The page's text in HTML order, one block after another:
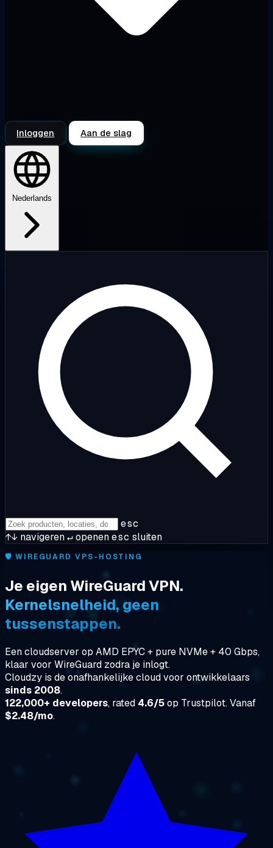
Inloggen Aan de slag
Nederlands
esc
↑↓ navigeren↵openenesc sluiten
🛡️ WIREGUARD VPS-HOSTING
Je eigen WireGuard VPN.
Kernelsnelheid, geen
tussenstappen.
Een cloudserver op AMD EPYC + pure NVMe + 40 Gbps,
klaar voor WireGuard zodra je inlogt.
Cloudzy is de onafhankelijke cloud voor ontwikkelaars
sinds 2008.
122,000+ developers, rated 4.6/5op Trustpilot. Vanaf
$2.48/mo.